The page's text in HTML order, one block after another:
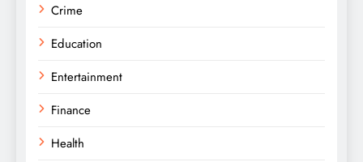
Crime
Education
Entertainment
Finance
Health